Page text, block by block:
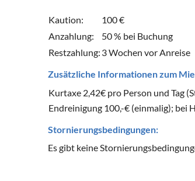
Kaution:
100 €
Anzahlung:
50 % bei Buchung
Restzahlung: 3 Wochen vor Anreise
Zusätzliche Informationen zum
Kurtaxe 2,42€ pro Person und Tag
Endreinigung 100,-€ (einmalig); bei
Stornierungsbedingungen:
Es gibt keine